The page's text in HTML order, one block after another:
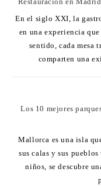
En el siglo XXI, la
en una experiencia
sentido, cada mesa
comparten una
Los 10 mejores
Mallorca es una isla
sus calas y sus
niños, se descubre